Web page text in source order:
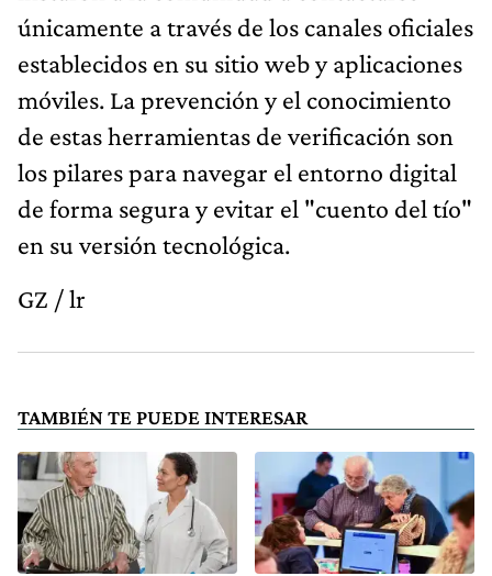
únicamente a través de los canales oficiales
establecidos en su sitio web y aplicaciones
móviles. La prevención y el conocimiento
de estas herramientas de verificación son
los pilares para navegar el entorno digital
de forma segura y evitar el "cuento del tío"
en su versión tecnológica.
GZ / lr
TAMBIÉN TE PUEDE INTERESAR